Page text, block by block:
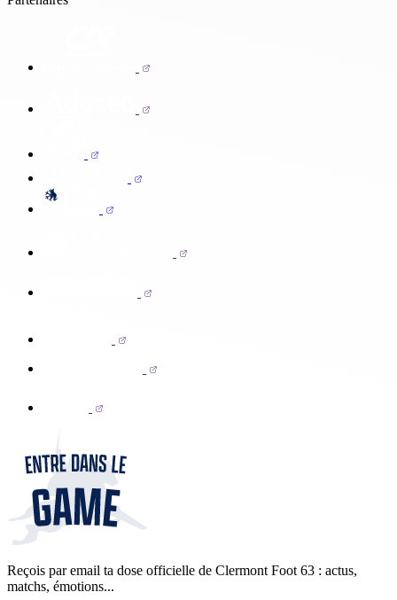
Reçois par email ta dose officielle de Clermont Foot 63 : actus,
matchs, émotions...